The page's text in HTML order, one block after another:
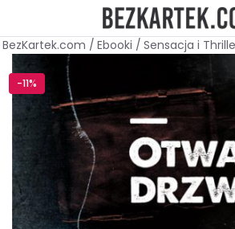
BezKartek.com / Ebooki / Sensacja i
-11%